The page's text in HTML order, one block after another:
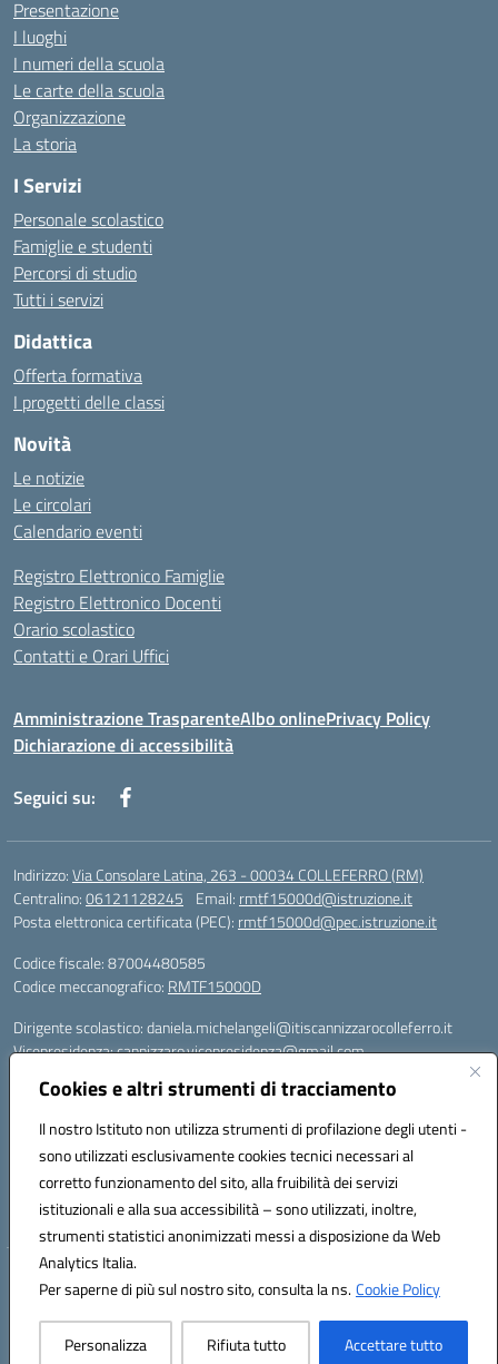
Cookies e altri strumenti di tracciamento
Il nostro Istituto non utilizza strumenti di profilazione degli utenti -
sono utilizzati esclusivamente cookies tecnici necessari al
corretto funzionamento del sito, alla fruibilità dei servizi
istituzionali e alla sua accessibilità – sono utilizzati, inoltre,
strumenti statistici anonimizzati messi a disposizione da Web
Analytics Italia.
Per saperne di più sul nostro sito, consulta la ns.Cookie Policy
Personalizza Rifiuta tutto Accettare tutto
Presentazione
I luoghi
I numeri della scuola
Le carte della scuola
Organizzazione
La storia
I Servizi
Personale scolastico
Famiglie e studenti
Percorsi di studio
Tutti i servizi
Didattica
Offerta formativa
I progetti delle classi
Novità
Le notizie
Le circolari
Calendario eventi
Registro Elettronico Famiglie
Registro Elettronico Docenti
Orario scolastico
Contatti e Orari Uffici
Amministrazione TrasparenteAlbo onlinePrivacy Policy
Dichiarazione di accessibilità
Seguici su:
Indirizzo:Via Consolare Latina, 263 - 00034 COLLEFERRO (RM)
Centralino:06121128245 Email: rmtf15000d@istruzione.it
Posta elettronica certificata (PEC): rmtf15000d@pec.istruzione.it
Codice fiscale: 87004480585
Codice meccanografico: RMTF15000D
Dirigente scolastico: daniela.michelangeli@itiscannizzarocolleferro.it
Vicepresidenza: cannizzaro.vicepresidenza@gmail.com
Supporto piattaforme DDI (creazione account e rigenerazione credenziali)
supporto_gsuite@itiscannizzarocolleferro.it
Microsoft Office 365 (Teams):
supporto_office365@cannizzaro.onmicrosoft.com
Hosting & Powered by 3D Solution S.r.l.
Concept & Design by Designers Italia